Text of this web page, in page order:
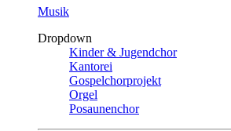
Musik
Dropdown
Kinder & Jugendchor
Kantorei
Gospelchorprojekt
Orgel
Posaunenchor